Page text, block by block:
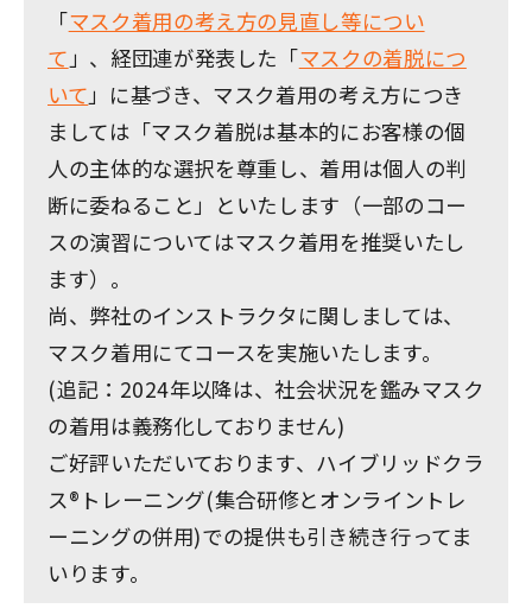
「マスク着用の考え方の見直し等につい
て」、経団連が発表した「マスクの着脱につ
いて」に基づき、マスク着用の考え方につき
ましては「マスク着脱は基本的にお客様の個
人の主体的な選択を尊重し、着用は個人の判
断に委ねること」といたします（一部のコー
スの演習についてはマスク着用を推奨いたし
ます）。
尚、弊社のインストラクタに関しましては、
マスク着用にてコースを実施いたします。
(追記：2024年以降は、社会状況を鑑みマスク
の着用は義務化しておりません)
ご好評いただいております、ハイブリッドクラ
ス®トレーニング(集合研修とオンライントレ
ーニングの併用)での提供も引き続き行ってま
いります。